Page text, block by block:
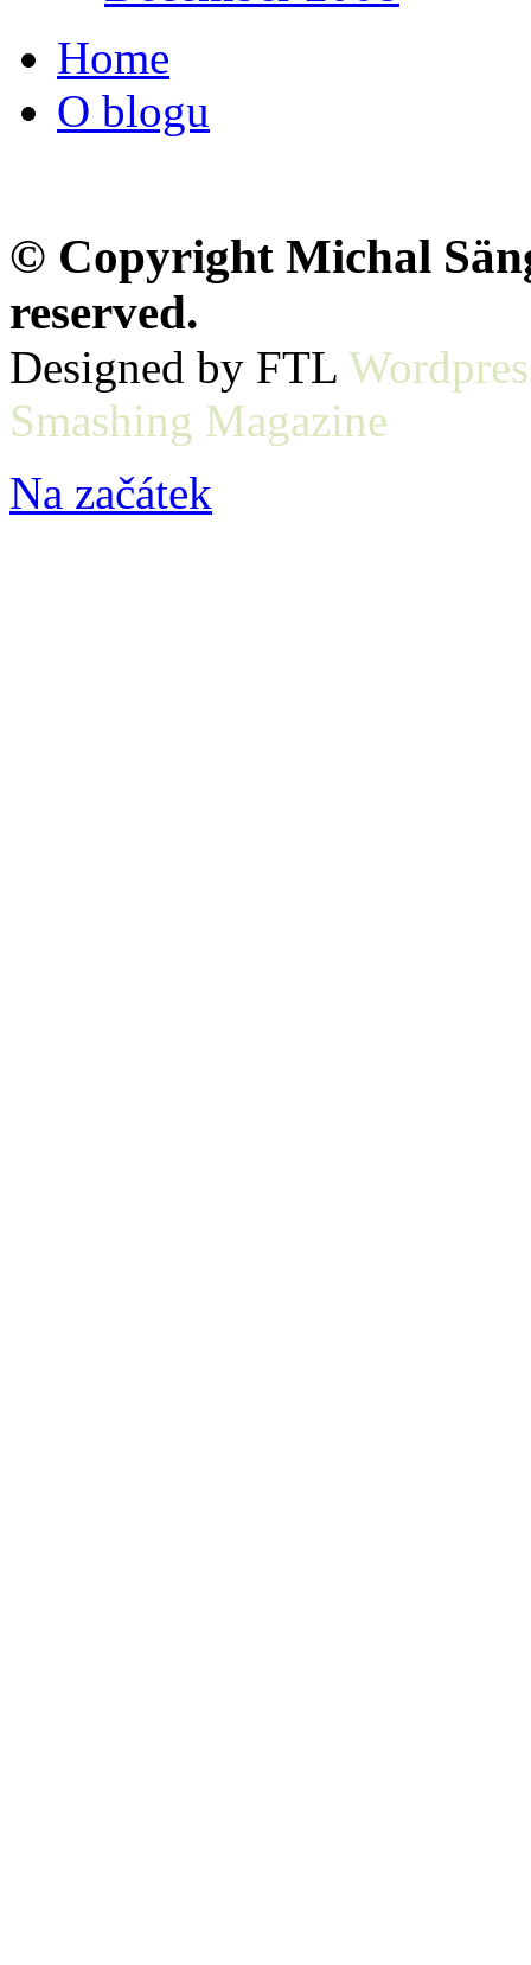
Home
O blogu
© Copyright Michal
reserved.
Designed by FTL
Smashing Magazine
Na začátek